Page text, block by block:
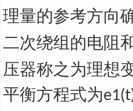
理量的参考方向
二次绕组的电阻
压器称之为理想
平衡方程式为